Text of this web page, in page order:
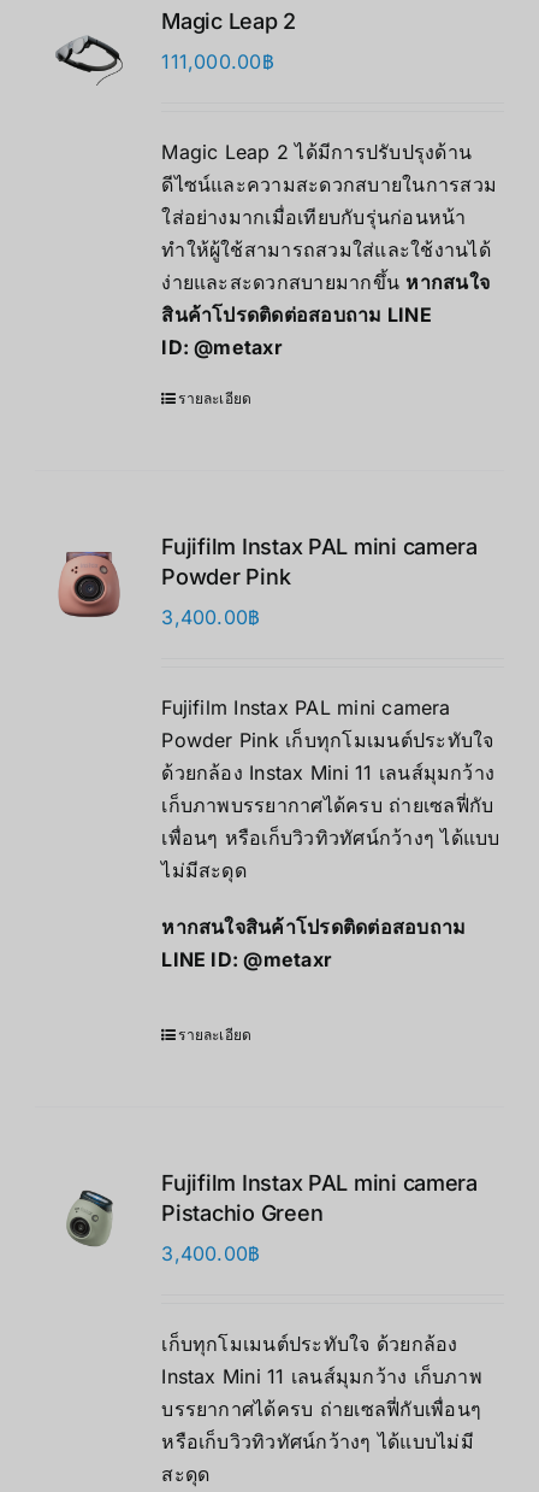
Magic Leap 2
111,000.00฿
Magic Leap 2 ได้มีการปรับปรุงด้าน
ดีไซน์และความสะดวกสบายในการสวม
ใส่อย่างมากเมื่อเทียบกับรุ่นก่อนหน้า
ทำให้ผู้ใช้สามารถสวมใส่และใช้งานได้
ง่ายและสะดวกสบายมากขึ้น หากสนใจ
สินค้าโปรดติดต่อสอบถาม LINE
ID:@metaxr
รายละเอียด
Fujifilm Instax PAL mini camera
Powder Pink
3,400.00฿
Fujifilm Instax PAL mini camera
Powder Pink เก็บทุกโมเมนต์ประทับใจ
ด้วยกล้อง Instax Mini 11 เลนส์มุมกว้าง
เก็บภาพบรรยากาศได้ครบ ถ่ายเซลฟี่กับ
เพื่อนๆ หรือเก็บวิวทิวทัศน์กว้างๆ ได้แบบ
ไม่มีสะดุด
หากสนใจสินค้าโปรดติดต่อสอบถาม
LINE ID:@metaxr
รายละเอียด
Fujifilm Instax PAL mini camera
Pistachio Green
3,400.00฿
เก็บทุกโมเมนต์ประทับใจ ด้วยกล้อง
Instax Mini 11 เลนส์มุมกว้าง เก็บภาพ
บรรยากาศได้ครบ ถ่ายเซลฟี่กับเพื่อนๆ
หรือเก็บวิวทิวทัศน์กว้างๆ ได้แบบไม่มี
สะดุด